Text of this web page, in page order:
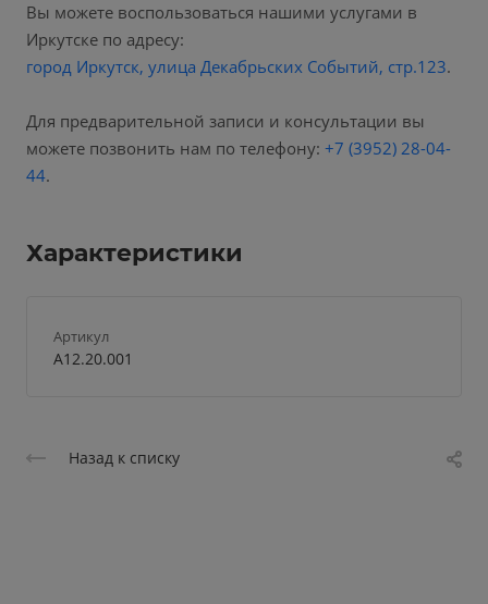
Вы можете воспользоваться нашими услугами в
Иркутске по адресу:
город Иркутск, улица Декабрьских Событий, стр.123.
Для предварительной записи и консультации вы
можете позвонить нам по телефону: +7 (3952) 28-04-
44.
Характеристики
Артикул
A12.20.001
Назад к списку